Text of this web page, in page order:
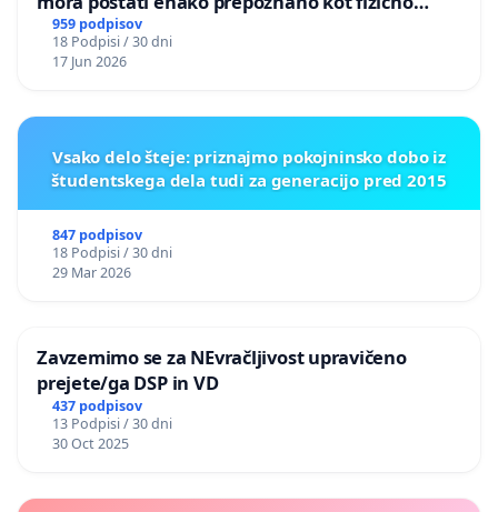
nasilje
959 podpisov
18 Podpisi / 30 dni
17 Jun 2026
Vsako delo šteje: priznajmo pokojninsko dobo iz
študentskega dela tudi za generacijo pred 2015
847 podpisov
18 Podpisi / 30 dni
29 Mar 2026
Zavzemimo se za NEvračljivost upravičeno
prejete/ga DSP in VD
437 podpisov
13 Podpisi / 30 dni
30 Oct 2025